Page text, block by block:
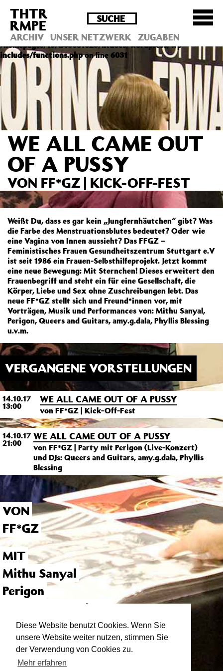
Diese Website benutzt Cookies. Wenn Sie
unsere Website weiter nutzen, stimmen Sie
der Verwendung von Cookies zu.
Mehr erfahren
Deprecated : Die Funktion post_permalink ist seit
Version 4.4.0 veraltet! Verwende stattdessen
get_permalink(). in
/homepages/10/d43051023/htdocs/wordpress/wp-
includes/functions.phpon line 6031
THTR
RMPE
ARCHIV UNSER NETZWERK ZUGABEN
WE ALL CAME OUT
OF A PUSSY
VON FF*GZ | KICK-OFF-FEST
Weißt Du, dass es gar kein „Jungfernhäutchen“ gibt? Was
die Farbe des Menstruationsblutes bedeutet? Oder wie
eine Vagina von Innen aussieht? Das FFGZ –
Feministisches Frauen Gesundheitszentrum Stuttgart e.V
ist seit 1986 ein Frauen-Selbsthilfeprojekt. Jetzt kommt
eine neue Bewegung: Mit Sternchen! Dieses erweitert den
Frauenbegriff und steht ein für eine Gesellschaft, die
Körper, Liebe und Sex ohne Zuschreibungen lebt. Das
neue FF*GZ stellt sich und Freund*innen vor, mit
Vorträgen, Musik und Performances von: Mithu Sanyal,
Perigon, Queers and Guitars, amy.g.dala, Phyllis Blessing
u.v.m.
VERGANGENE VORSTELLUNGEN
14.10.17
13:00
WE ALL CAME OUT OF A PUSSY
von FF*GZ | Kick-Off-Fest
14.10.17
21:00
WE ALL CAME OUT OF A PUSSY
von FF*GZ | Party mit Perigon (Live-Konzert)
und DJs: Queers and Guitars, amy.g.dala, Phyllis
Blessing
VON
FF*GZ
MIT
Mithu Sanyal
Perigon
Queers and Guitars
amy.g.dala
Phyllis Blessing